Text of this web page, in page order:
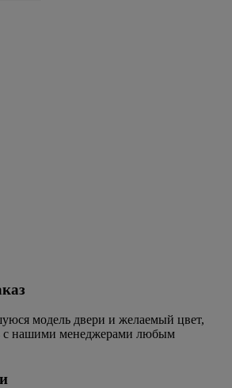
модель двери и желаемый цвет,
с нашими менеджерами любым